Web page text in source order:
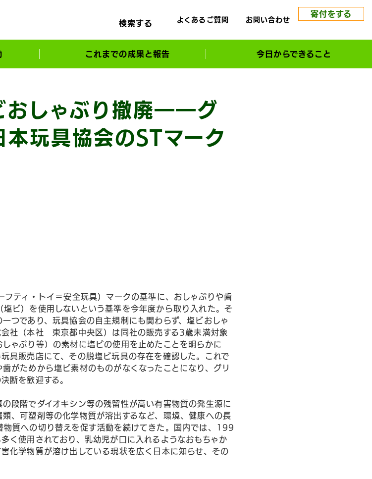
検索する よくあるご質問 お問い合わせ
寄付をする
これまでの成果と報告 今日からできること
おしゃぶり撤廃――グ
本玩具協会のSTマーク
フティ・トイ＝安全玩具）マークの基準に、おしゃぶりや歯
ビ）を使用しないという基準を今年度から取り入れた。そ
つであり、玩具協会の自主規制にも関わらず、塩ビおしゃ
会社（本社 東京都中央区）は同社の販売する3歳未満対象
ゃぶり等）の素材に塩ビの使用を止めたことを明らかに
具販売店にて、その脱塩ビ玩具の存在を確認した。これで
がためから塩ビ素材のものがなくなったことになり、グリ
断を歓迎する。
段階でダイオキシン等の残留性が高い有害物質の発生源に
、可塑剤等の化学物質が溶出するなど、環境、健康への長
物質への切り替えを促す活動を続けてきた。国内では、199
く使用されており、乳幼児が口に入れるようなおもちゃか
化学物質が溶け出している現状を広く日本に知らせ、その